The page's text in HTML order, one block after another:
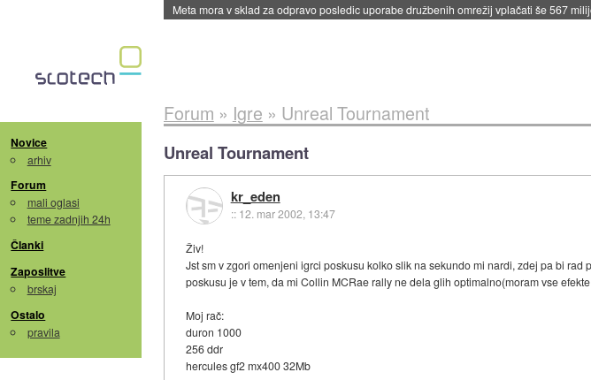
Meta mora v sklad za odpravo posledic uporabe družbenih omrežij vplačati še 567
Novice
arhiv
Forum
mali oglasi
teme zadnjih 24h
Članki
Zaposlitve
brskaj
Ostalo
pravila
Forum » Igre » Unreal Tournament
Unreal Tournament
kr_eden
:: 12. mar 2002, 13:47
Živ!
Jst sm v zgori omenjeni igrci poskusu kolko slik na sekundo mi nardi, zdej pa bi
poskusu je v tem, da mi Collin MCRae rally ne dela glih optimalno(moram vse
Moj rač:
duron 1000
256 ddr
hercules gf2 mx400 32Mb